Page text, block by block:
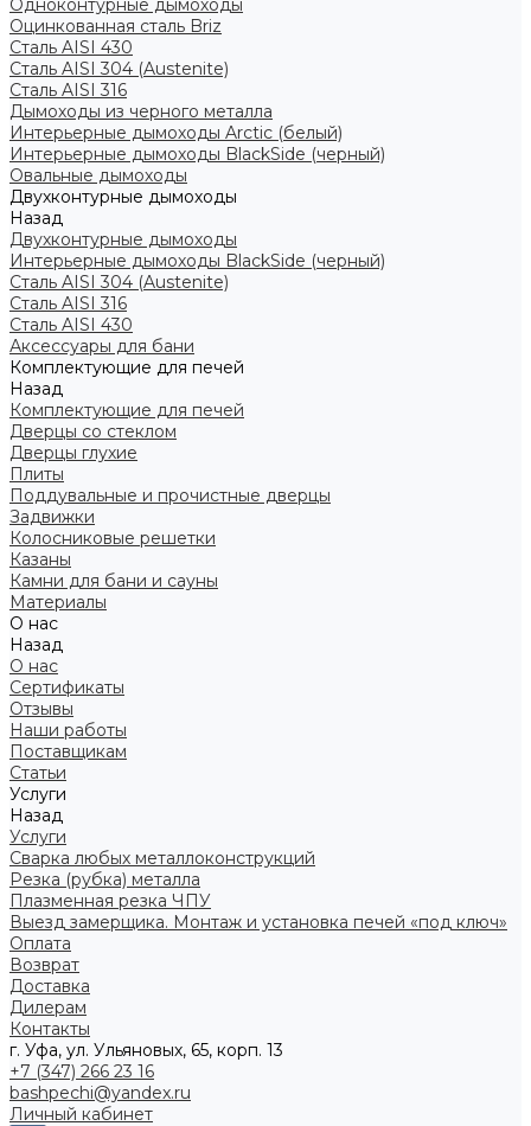
Одноконтурные дымоходы
Оцинкованная сталь Briz
Сталь AISI 430
Сталь AISI 304 (Austenite)
Сталь AISI 316
Дымоходы из черного металла
Интерьерные дымоходы Arctic (белый)
Интерьерные дымоходы BlackSide (черный)
Овальные дымоходы
Двухконтурные дымоходы
Назад
Двухконтурные дымоходы
Интерьерные дымоходы BlackSide (черный)
Сталь AISI 304 (Austenite)
Сталь AISI 316
Сталь AISI 430
Аксессуары для бани
Комплектующие для печей
Назад
Комплектующие для печей
Дверцы со стеклом
Дверцы глухие
Плиты
Поддувальные и прочистные дверцы
Задвижки
Колосниковые решетки
Казаны
Камни для бани и сауны
Материалы
О нас
Назад
О нас
Сертификаты
Отзывы
Наши работы
Поставщикам
Статьи
Услуги
Назад
Услуги
Сварка любых металлоконструкций
Резка (рубка) металла
Плазменная резка ЧПУ
Выезд замерщика. Монтаж и установка печей «под ключ»
Оплата
Возврат
Доставка
Дилерам
Контакты
г. Уфа, ул. Ульяновых, 65, корп. 13
+7 (347) 266 23 16
bashpechi@yandex.ru
Личный кабинет